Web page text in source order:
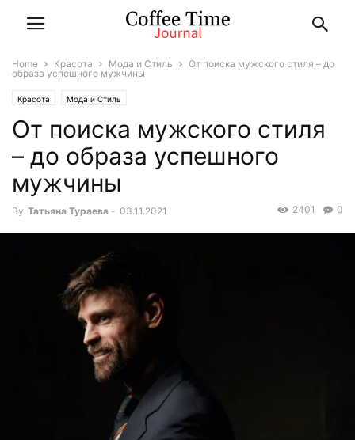
Home Красота Мода и Стиль
От поиска мужского стиля – до
образа успешного мужчины
Красота Мода и Стиль
От поиска мужского стиля
– до образа успешного
мужчины
By Татьяна Тураева - 03.11.2021 0
2401